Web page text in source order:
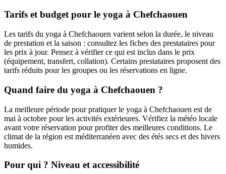
Tarifs et budget pour le yoga à Chefchaouen
Les tarifs du yoga à Chefchaouen varient selon la durée, le niveau
de prestation et la saison : consultez les fiches des prestataires pour
les prix à jour. Pensez à vérifier ce qui est inclus dans le prix
(équipement, transfert, collation). Certains prestataires proposent des
tarifs réduits pour les groupes ou les réservations en ligne.
Quand faire du yoga à Chefchaouen ?
La meilleure période pour pratiquer le yoga à Chefchaouen est de
mai à octobre pour les activités extérieures. Vérifiez la météo locale
avant votre réservation pour profiter des meilleures conditions. Le
climat de la région est méditerranéen avec des étés secs et des hivers
humides.
Pour qui ? Niveau et accessibilité